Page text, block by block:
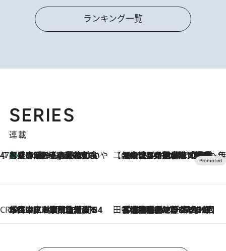
ランキング一覧
SERIES
連載
47都道府県の手みやげ ひんやりスイーツで夏を満喫
8 Hours Ago
【兵庫県】この夏絶対食べたい 冷やしておいしいおやつ3選 淡路島の恵みをジェラートに集約 【CREA×星野リゾート】唯一無二。癒しと発見が待つ場所へ
2026.8.7
【トンボの足水浴】ヒノキの香りに包まれて涼感マックス！約13℃の湧水かけ流しを避暑地「星野温泉 トンボの湯」で体験
CREA'S CHOICE
2026.8.7
「立川にも歌舞伎があるんだよ」 片岡仁左衛門・市川中車ら豪華座組みで4年目の立川立飛歌舞伎へ 田中稲の勝手に再ブーム
2026.8.7
「湘南乃風に憧れて」観客大盛上がりの“タオル回し”に、ラッパー顔負けの高速歌唱まで…さだまさし（74）のアグレッシブすぎる現在地